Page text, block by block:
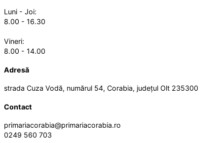
Luni - Joi:
8.00 - 16.30
Vineri:
8.00 - 14.00
Adresă
strada Cuza Vodă, numărul 54, Corabia, județul Olt 235300
Contact
primariacorabia@primariacorabia.ro
0249 560 703